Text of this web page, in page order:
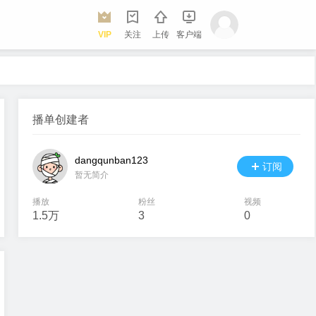
VIP 关注 上传 客户端
播单创建者
dangqunban123
暂无简介
订阅
播放
1.5万
粉丝
3
视频
0